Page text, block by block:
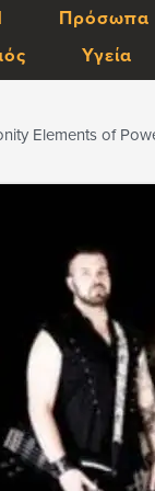
Πρόσωπα
Υγεία
Elements of